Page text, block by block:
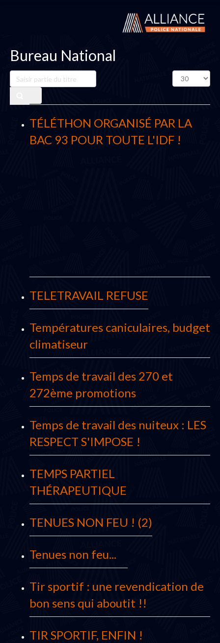
Bureau National
Saisir
partie
titre
Affichage
#
TÉLÉTHON ORGANISÉ PAR LA
BAC 93 POUR TOUTE L'IDF !
TELETRAVAIL REFUSE
Températures caniculaires, budget
climatiseur
Temps de travail des 270 et
272ème promotions
Temps de travail des nuiteux : LES
RESPECT S'IMPOSE !
TEMPS PARTIEL
THÉRAPEUTIQUE
TENUES NON FEU ! (2)
Tenues non feu...
Tir sportif : une revendication de
bon sens qui aboutit !!
TIR SPORTIF, ENFIN !